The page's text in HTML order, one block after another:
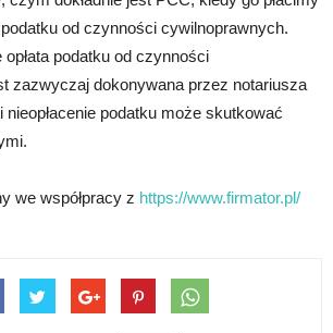
od czynności cywilnoprawnych.
podatku od czynności
zazwyczaj dokonywana przez notariusza
podatku może skutkować
we współpracy z https://www.firmator.pl/